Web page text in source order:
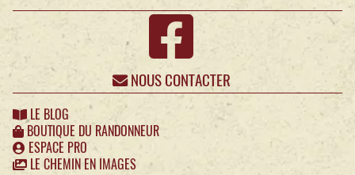
NOUS CONTACTER
LE BLOG
BOUTIQUE DU RANDONNEUR
ESPACE PRO
LE CHEMIN EN IMAGES